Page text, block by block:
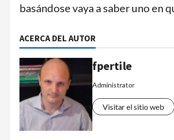
basándose vaya a saber uno en
ACERCA DEL AUTOR
fpertile
Administrator
Visitar el sitio web